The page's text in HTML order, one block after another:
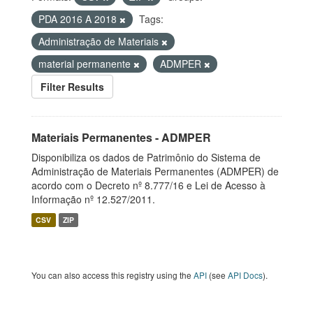
PDA 2016 A 2018
Tags:
Administração de Materiais
material permanente
ADMPER
Filter Results
Materiais Permanentes - ADMPER
Disponibiliza os dados de Patrimônio do Sistema de
Administração de Materiais Permanentes (ADMPER) de
acordo com o Decreto nº 8.777/16 e Lei de Acesso à
Informação nº 12.527/2011.
CSV ZIP
You can also access this registry using the API (see API Docs).